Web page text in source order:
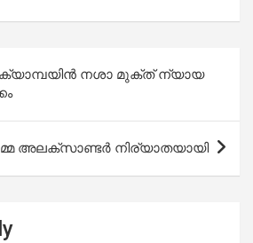
നശാ മുക്ത് ന്യായ
അലക്‌സാണ്ടർ നിര്യാതയായി